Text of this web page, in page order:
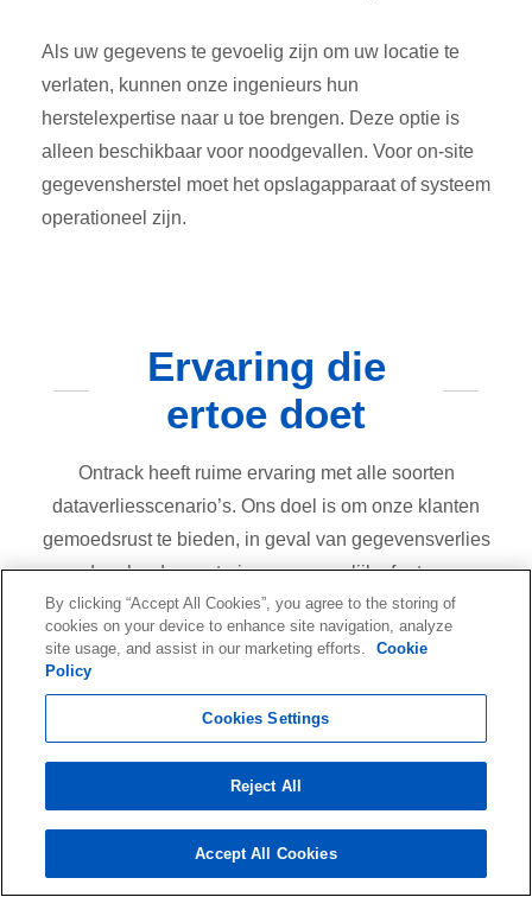
Als uw gegevens te gevoelig zijn om uw locatie te
verlaten, kunnen onze ingenieurs hun
herstelexpertise naar u toe brengen. Deze optie is
alleen beschikbaar voor noodgevallen. Voor on-site
gegevensherstel moet het opslagapparaat of systeem
operationeel zijn.
Ervaring die
ertoe doet
Ontrack heeft ruime ervaring met alle soorten
dataverliesscenario’s. Ons doel is om onze klanten
gemoedsrust te bieden, in geval van gegevensverlies
door hardwarestoringen, menselijke fouten,
natuurrampen of cyberaanvallen.
40
Jaar
In het vak
By clicking “Accept All Cookies”, you agree to the storing of
cookies on your device to enhance site navigation, analyze
site usage, and assist in our marketing efforts.
Cookie
Policy
Cookies Settings
Reject All
Accept All Cookies